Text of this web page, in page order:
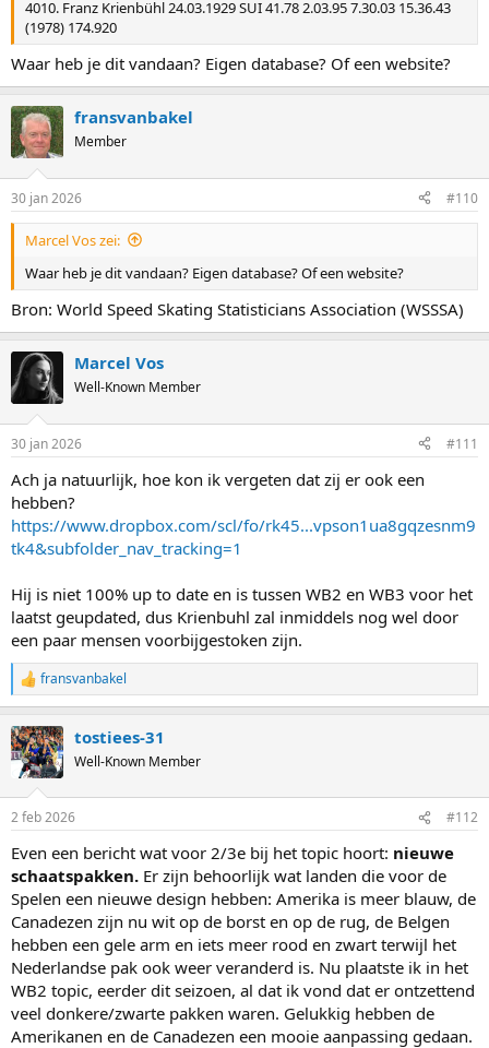
4010. Franz Krienbühl 24.03.1929 SUI 41.78 2.03.95 7.30.03 15.36.43
(1978) 174.920
Waar heb je dit vandaan? Eigen database? Of een website?
fransvanbakel
Member
30 jan 2026 #110
Marcel Vos zei:
Waar heb je dit vandaan? Eigen database? Of een website?
Bron: World Speed Skating Statisticians Association (WSSSA)
Marcel Vos
Well-Known Member
30 jan 2026 #111
Ach ja natuurlijk, hoe kon ik vergeten dat zij er ook een
hebben?
https://www.dropbox.com/scl/fo/rk45...vpson1ua8gqzesnm9
tk4&subfolder_nav_tracking=1
Hij is niet 100% up to date en is tussen WB2 en WB3 voor het
laatst geupdated, dus Krienbuhl zal inmiddels nog wel door
een paar mensen voorbijgestoken zijn.
R
e
c
t
i
n
s
fransvanbakel
tostiees-31
Well-Known Member
2 feb 2026 #112
Even een bericht wat voor 2/3e bij het topic hoort: nieuwe
schaatspakken. Er zijn behoorlijk wat landen die voor de
Spelen een nieuwe design hebben: Amerika is meer blauw, de
Canadezen zijn nu wit op de borst en op de rug, de Belgen
hebben een gele arm en iets meer rood en zwart terwijl het
Nederlandse pak ook weer veranderd is. Nu plaatste ik in het
WB2 topic, eerder dit seizoen, al dat ik vond dat er ontzettend
veel donkere/zwarte pakken waren. Gelukkig hebben de
Amerikanen en de Canadezen een mooie aanpassing gedaan.